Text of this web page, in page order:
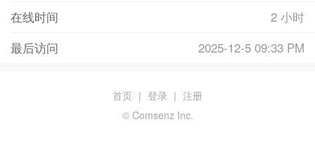
在线时间
2 小时
最后访问
2025-12-5 09:33 PM
首页 | 登录 | 注册
© Comsenz Inc.